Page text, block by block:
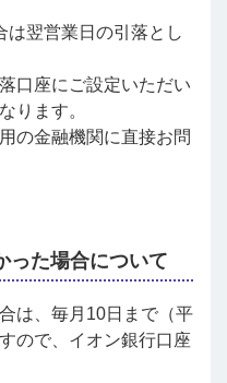
は翌営業日の引落とし
口座にご設定いただい
ります。
の金融機関に直接お問
った場合について
は、毎月10日まで（平
ので、イオン銀行口座